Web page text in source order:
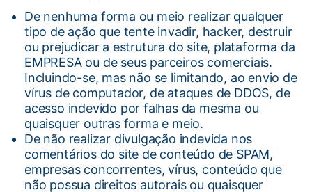
De nenhuma forma ou meio realizar qualquer
tipo de ação que tente invadir, hacker, destruir
ou prejudicar a estrutura do site, plataforma da
EMPRESA ou de seus parceiros comerciais.
Incluindo-se, mas não se limitando, ao envio de
vírus de computador, de ataques de DDOS, de
acesso indevido por falhas da mesma ou
quaisquer outras forma e meio.
De não realizar divulgação indevida nos
comentários do site de conteúdo de SPAM,
empresas concorrentes, vírus, conteúdo que
não possua direitos autorais ou quaisquer